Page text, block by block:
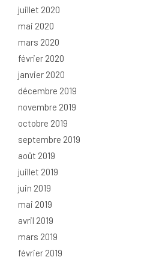
juillet 2020
mai 2020
mars 2020
février 2020
janvier 2020
décembre 2019
novembre 2019
octobre 2019
septembre 2019
août 2019
juillet 2019
juin 2019
mai 2019
avril 2019
mars 2019
février 2019